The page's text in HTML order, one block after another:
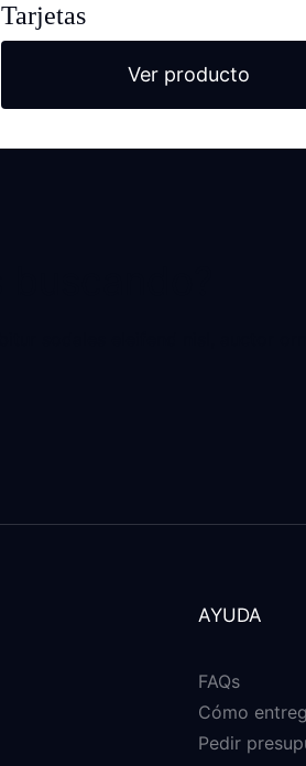
0,02 €
0,24 €
Tarjetas
Ver producto
AYUDA
FAQs
Cómo
Pedir